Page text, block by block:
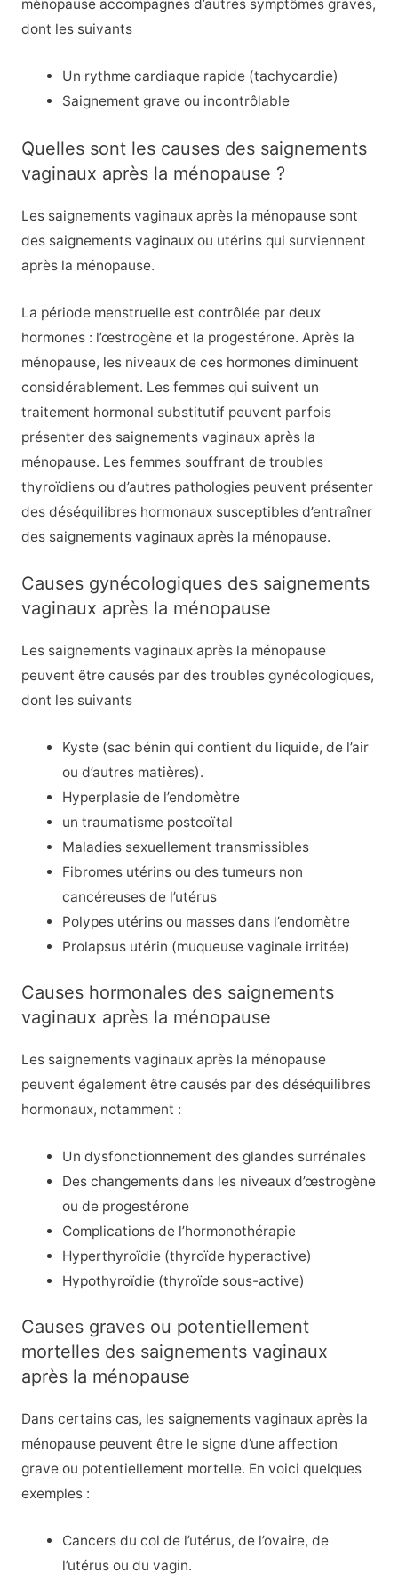
ménopause accompagnés d’autres symptômes graves,
dont les suivants
Un rythme cardiaque rapide (tachycardie)
Saignement grave ou incontrôlable
Quelles sont les causes des saignements
vaginaux après la ménopause ?
Les saignements vaginaux après la ménopause sont
des saignements vaginaux ou utérins qui surviennent
après la ménopause.
La période menstruelle est contrôlée par deux
hormones : l’œstrogène et la progestérone. Après la
ménopause, les niveaux de ces hormones diminuent
considérablement. Les femmes qui suivent un
traitement hormonal substitutif peuvent parfois
présenter des saignements vaginaux après la
ménopause. Les femmes souffrant de troubles
thyroïdiensou d’autres pathologies peuvent présenter
des déséquilibres hormonaux susceptibles d’entraîner
des saignements vaginaux après la ménopause.
Causes gynécologiques des saignements
vaginaux après la ménopause
Les saignements vaginaux après la ménopause
peuvent être causés par des troubles gynécologiques,
dont les suivants
Kyste (sac bénin qui contient du liquide, de l’air
ou d’autres matières).
Hyperplasie de l’endomètre
un traumatisme postcoïtal
Maladies sexuellement transmissibles
Fibromes utérins ou des tumeurs non
cancéreuses de l’utérus
Polypes utérins ou masses dans l’endomètre
Prolapsus utérin (muqueuse vaginale irritée)
Causes hormonales des saignements
vaginaux après la ménopause
Les saignements vaginaux après la ménopause
peuvent également être causés par des déséquilibres
hormonaux, notamment :
Un dysfonctionnement des glandes surrénales
Des changements dans les niveaux d’œstrogène
ou de progestérone
Complications de l’hormonothérapie
Hyperthyroïdie (thyroïde hyperactive)
Hypothyroïdie (thyroïde sous-active)
Causes graves ou potentiellement
mortelles des saignements vaginaux
après la ménopause
Dans certains cas, les saignements vaginaux après la
ménopause peuvent être le signe d’une affection
grave ou potentiellement mortelle. En voici quelques
exemples :
Cancers du col de l’utérus, de l’ovaire, de
l’utérus ou du vagin.